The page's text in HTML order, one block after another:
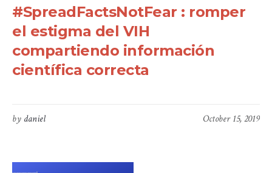
#SpreadFactsNotFear : romper
el estigma del VIH
compartiendo información
científica correcta
October 15, 2019
by daniel